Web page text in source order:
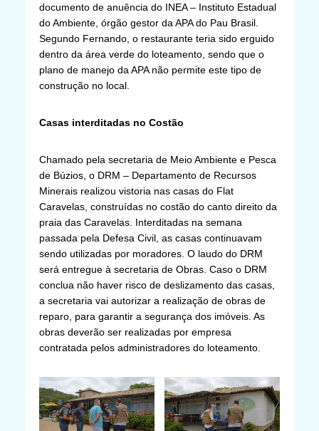
documento de anuência do INEA – Instituto Estadual
do Ambiente, órgão gestor da APA do Pau Brasil.
Segundo Fernando, o restaurante teria sido erguido
dentro da área verde do loteamento, sendo que o
plano de manejo da APA não permite este tipo de
construção no local.
Casas interditadas no Costão
Chamado pela secretaria de Meio Ambiente e Pesca
de Búzios, o DRM – Departamento de Recursos
Minerais realizou vistoria nas casas do Flat
Caravelas, construídas no costão do canto direito da
praia das Caravelas. Interditadas na semana
passada pela Defesa Civil, as casas continuavam
sendo utilizadas por moradores. O laudo do DRM
será entregue à secretaria de Obras. Caso o DRM
conclua não haver risco de deslizamento das casas,
a secretaria vai autorizar a realização de obras de
reparo, para garantir a segurança dos imóveis. As
obras deverão ser realizadas por empresa
contratada pelos administradores do loteamento.